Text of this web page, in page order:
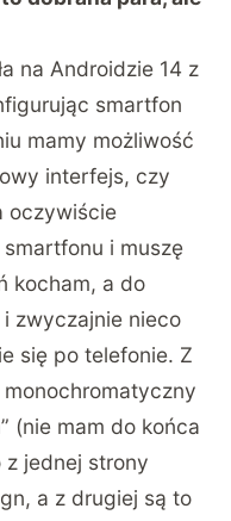
na Androidzie 14 z
smartfon
mamy możliwość
interfejs, czy
oczywiście
i muszę
kocham, a do
zwyczajnie nieco
się po telefonie. Z
(nie mam do końca
jednej strony
a z drugiej są to